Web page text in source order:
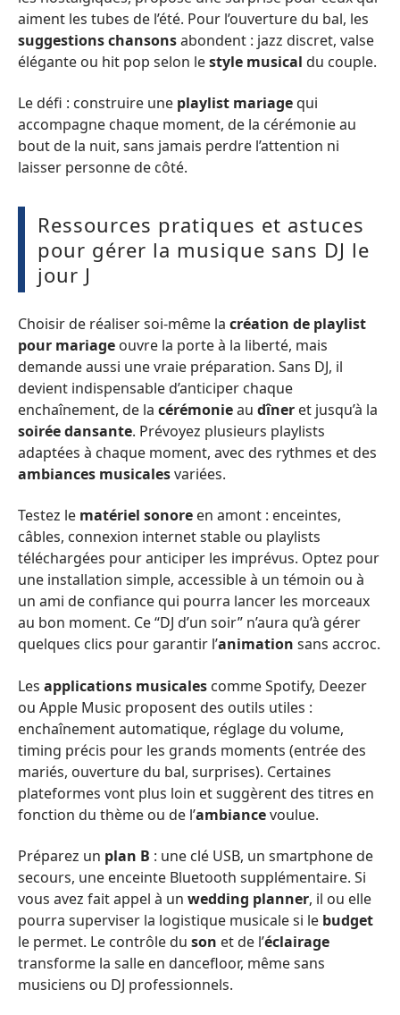
aiment les tubes de l’été. Pour l’ouverture du bal, les
suggestions chansonsabondent : jazz discret, valse
élégante ou hit pop selon lestyle musical du couple.
Le défi : construire une playlist mariagequi
accompagne chaque moment, de la cérémonie au
bout de la nuit, sans jamais perdre l’attention ni
laisser personne de côté.
Ressources pratiques et astuces
pour gérer la musique sans DJ le
jour J
Choisir de réaliser soi-même la création de playlist
pour mariage ouvre la porte à la liberté, mais
demande aussi une vraie préparation. Sans DJ, il
devient indispensable d’anticiper chaque
enchaînement, de la cérémonieau dîner et jusqu’à la
soirée dansante. Prévoyez plusieurs playlists
adaptées à chaque moment, avec des rythmes et des
ambiances musicalesvariées.
Testez le matériel sonore en amont : enceintes,
câbles, connexion internet stable ou playlists
téléchargées pour anticiper les imprévus. Optez pour
une installation simple, accessible à un témoin ou à
un ami de confiance qui pourra lancer les morceaux
au bon moment. Ce “DJ d’un soir” n’aura qu’à gérer
quelques clics pour garantir l’animation sans accroc.
Les applications musicales comme Spotify, Deezer
ou Apple Music proposent des outils utiles :
enchaînement automatique, réglage du volume,
timing précis pour les grands moments (entrée des
mariés, ouverture du bal, surprises). Certaines
plateformes vont plus loin et suggèrent des titres en
fonction du thème ou de l’ambiancevoulue.
Préparez un plan B : une clé USB, un smartphone de
secours, une enceinte Bluetooth supplémentaire. Si
vous avez fait appel à un wedding planner, il ou elle
pourra superviser la logistique musicale si le budget
le permet. Le contrôle du son et de l’éclairage
transforme la salle en dancefloor, même sans
musiciens ou DJ professionnels.